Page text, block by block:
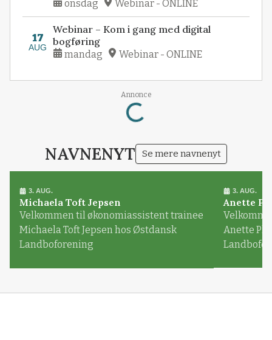
onsdag Webinar - ONLINE
17
AUG
Webinar – Kom i gang med digital
bogføring
mandag Webinar - ONLINE
Annonce
Loading...
NAVNENYT Se mere navnenyt
3. AUG.
Michaela Toft Jepsen
Velkommen til økonomiassistent trainee
Michaela Toft Jepsen hos Østdansk
Landboforening
3. AUG.
Anette
Anette